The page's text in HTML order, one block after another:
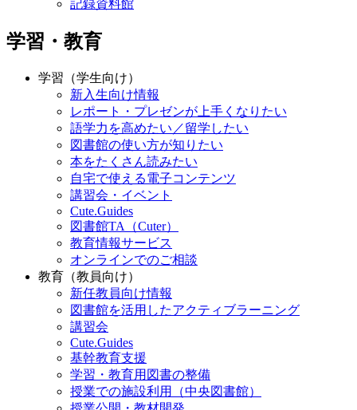
記録資料館
学習・教育
学習（学生向け）
新入生向け情報
レポート・プレゼンが上手くなりたい
語学力を高めたい／留学したい
図書館の使い方が知りたい
本をたくさん読みたい
自宅で使える電子コンテンツ
講習会・イベント
Cute.Guides
図書館TA（Cuter）
教育情報サービス
オンラインでのご相談
教育（教員向け）
新任教員向け情報
図書館を活用したアクティブラーニング
講習会
Cute.Guides
基幹教育支援
学習・教育用図書の整備
授業での施設利用（中央図書館）